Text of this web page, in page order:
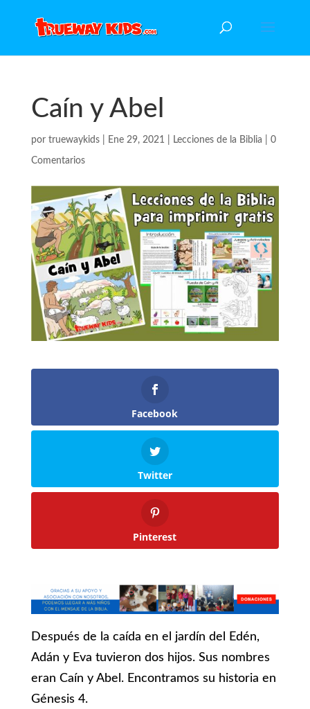
Caín y Abel
por truewaykids| Ene 29, 2021 Lecciones de la Biblia 0
Comentarios
Facebook
Twitter
Pinterest
Después de la caída en el jardín del Edén,
Adán y Eva tuvieron dos hijos. Sus nombres
eran Caín y Abel. Encontramos su historia en
Génesis 4.